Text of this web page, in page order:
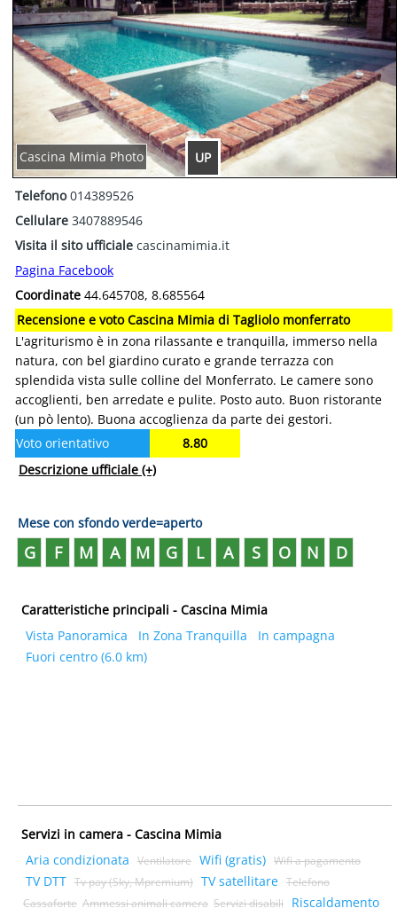
UP
Cascina Mimia Photo
Telefono014389526
Cellulare 3407889546
Visita il sito ufficiale cascinamimia.it
Pagina Facebook
Coordinate 44.645708, 8.685564
Recensione e voto Cascina Mimia di Tagliolo monferrato
L'agriturismo è in zona rilassante e tranquilla, immerso nella
natura, con bel giardino curato e grande terrazza con
splendida vista sulle colline del Monferrato. Le camere sono
accoglienti, ben arredate e pulite. Posto auto. Buon ristorante
(un pò lento). Buona accoglienza da parte dei gestori.
Voto orientativo
8.80
Descrizione ufficiale (+)
Mese con sfondo verde=aperto
G F M A M G L A S O N D
Caratteristiche principali - Cascina Mimia
Vista Panoramica
In Zona Tranquilla
In campagna
Fuori centro (6.0 km)
Servizi in camera - Cascina Mimia
Aria condizionata
Ventilatore Wifi (gratis) Wifi a pagamento
TV DTT Tv pay (Sky, Mpremium) TV satellitare Telefono
Cassaforte Ammessi animali camera Servizi disabili Riscaldamento